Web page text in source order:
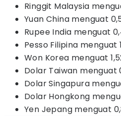
Ringgit Malaysia
Yuan China menguat
Rupee India menguat
Pesso Filipina menguat
Won Korea menguat
Dolar Taiwan menguat
Dolar Singapura
Dolar Hongkong
Yen Jepang menguat